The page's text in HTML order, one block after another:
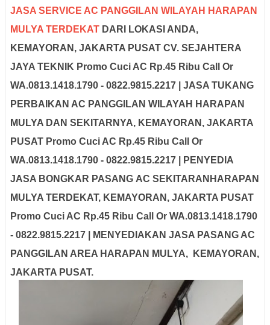
JASA SERVICE AC PANGGILAN WILAYAH HARAPAN
MULYA TERDEKAT DARI LOKASI ANDA,
KEMAYORAN, JAKARTA PUSAT CV. SEJAHTERA
JAYA TEKNIK Promo Cuci AC Rp.45 Ribu Call Or
WA.0813.1418.1790 - 0822.9815.2217 | JASA TUKANG
PERBAIKAN AC PANGGILAN WILAYAH HARAPAN
MULYA DAN SEKITARNYA, KEMAYORAN, JAKARTA
PUSAT Promo Cuci AC Rp.45 Ribu Call Or
WA.0813.1418.1790 - 0822.9815.2217 | PENYEDIA
JASA BONGKAR PASANG AC SEKITARANHARAPAN
MULYA TERDEKAT, KEMAYORAN, JAKARTA PUSAT
Promo Cuci AC Rp.45 Ribu Call Or WA.0813.1418.1790
- 0822.9815.2217 | MENYEDIAKAN JASA PASANG AC
PANGGILAN AREA HARAPAN MULYA, KEMAYORAN,
JAKARTA PUSAT.